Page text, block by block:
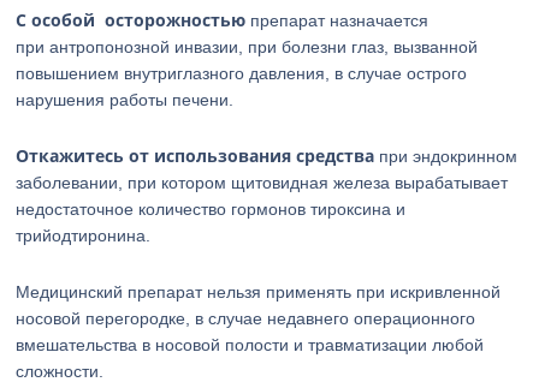
С особой осторожностью препарат назначается
при антропонозной инвазии, при болезни глаз, вызванной
повышением внутриглазного давления, в случае острого
нарушения работы печени.
Откажитесь от использования средства при эндокринном
заболевании, при котором щитовидная железа вырабатывает
недостаточное количество гормонов тироксина и
трийодтиронина.
Медицинский препарат нельзя применять при искривленной
носовой перегородке, в случае недавнего операционного
вмешательства в носовой полости и травматизации любой
сложности.